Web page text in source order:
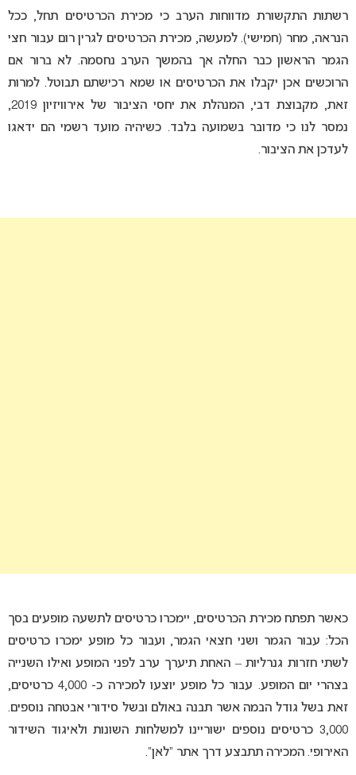
רשתות התקשורת מדווחות הערב כי מכירת הכרטיסים תחל, ככל
הנראה, מחר (חמישי). למעשה, מכירת הכרטיסים לגרין רום עבור חצי
הגמר הראשון כבר החלה אך בהמשך הערב נחסמה. לא ברור אם
הרוכשים אכן יקבלו את הכרטיסים או שמא רכישתם תבוטל. למרות
זאת, מקבוצת דבי, המנהלת את יחסי הציבור של אירוויזיון 2019,
נמסר לנו כי מדובר בשמועה בלבד. כשיהיה מועד רשמי הם ידאגו
לעדכן את הציבור.
כאשר תפתח מכירת הכרטיסים, יימכרו כרטיסים לתשעה מופעים בסך
הכל: עבור הגמר ושני חצאי הגמר, ועבור כל מופע ימכרו כרטיסים
לשתי חזרות גנרליות – האחת תיערך ערב לפני המופע ואילו השנייה
בצהרי יום המופע. עבור כל מופע יוצעו למכירה כ- 4,000 כרטיסים,
זאת בשל גודל הבמה אשר תבנה באולם ובשל סידורי אבטחה נוספים.
3,000 כרטיסים נוספים ישוריינו למשלחות השונות ולאיגוד השידור
האירופי. המכירה תתבצע דרך אתר “לאן”.